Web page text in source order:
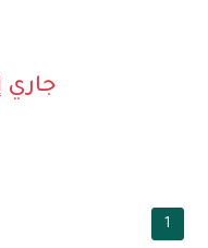
جاري
1